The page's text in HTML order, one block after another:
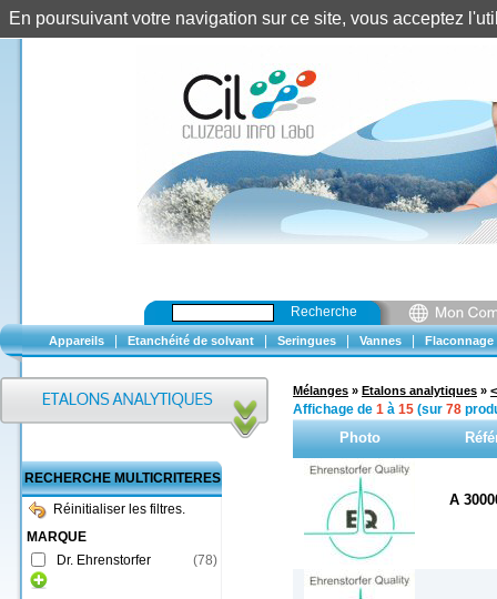
Recherche
Appareils Etanchéité de solvant Seringues Vannes Flaconnage
RECHERCHE MULTICRITERES
Réinitialiser les filtres.
MARQUE
Dr. Ehrenstorfer
(78)
Mélanges » Etalons analytiques »
Affichage de 1 à 15 (sur 78
Photo
A
En poursuivant votre navigation sur ce site, vous acceptez